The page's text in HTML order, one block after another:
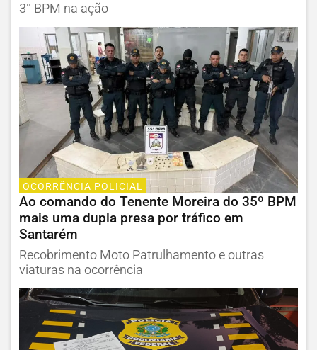
3° BPM na ação
OCORRÊNCIA POLICIAL
Ao comando do Tenente Moreira do 35º BPM
mais uma dupla presa por tráfico em
Santarém
Recobrimento Moto Patrulhamento e outras
viaturas na ocorrência